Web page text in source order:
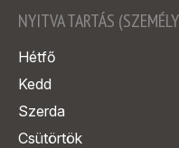
NYITVA TARTÁS
Hétfő
Kedd
Szerda
Csütörtök